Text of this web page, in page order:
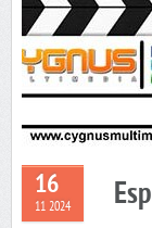
16
11 2024